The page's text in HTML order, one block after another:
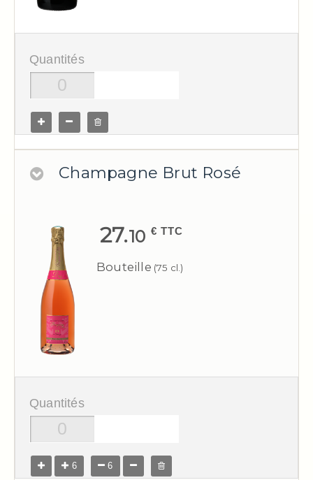
Quantités
Champagne Brut Rosé
27.10 € TTC
Bouteille (75 cl.)
Quantités
6 6